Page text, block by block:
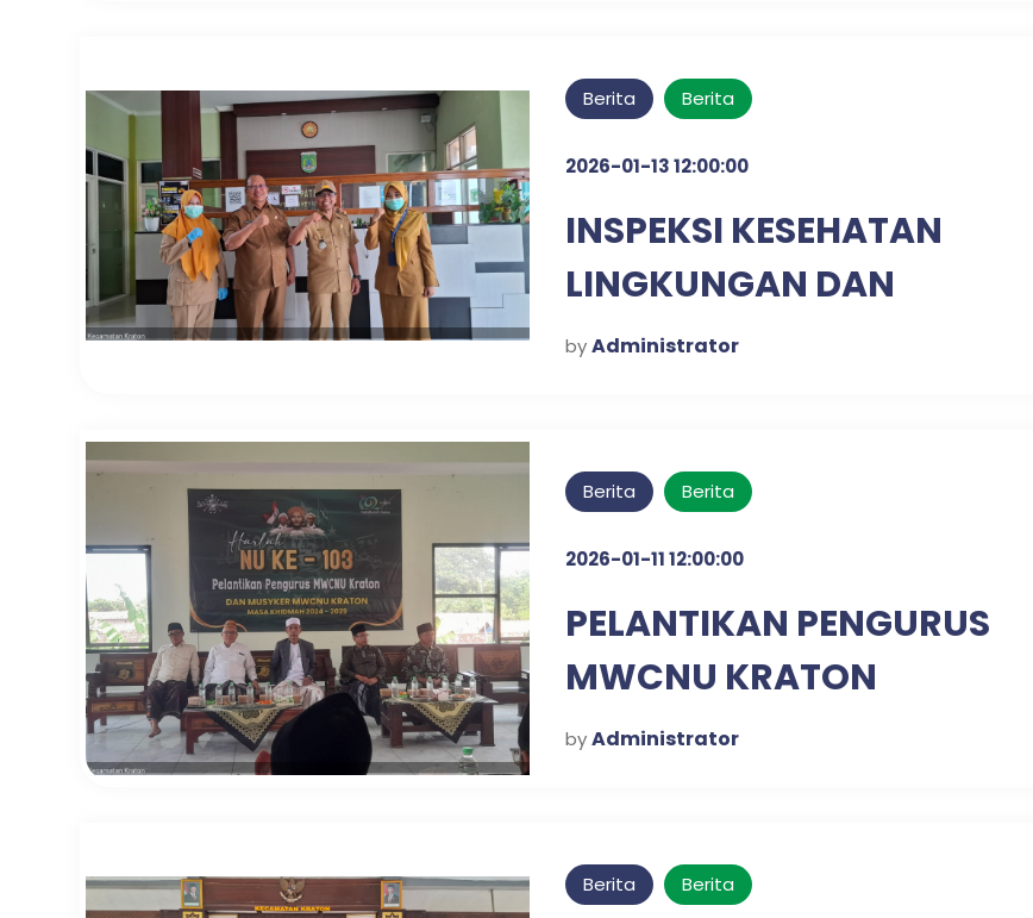
Berita Berita
2026-01-13 12:00:00
INSPEKSI KESEHATAN
LINGKUNGAN DAN
SKRINING DIABETES &
by Administrator
Berita Berita
2026-01-11 12:00:00
PELANTIKAN PENGURUS
MWCNU KRATON
by Administrator
Berita Berita